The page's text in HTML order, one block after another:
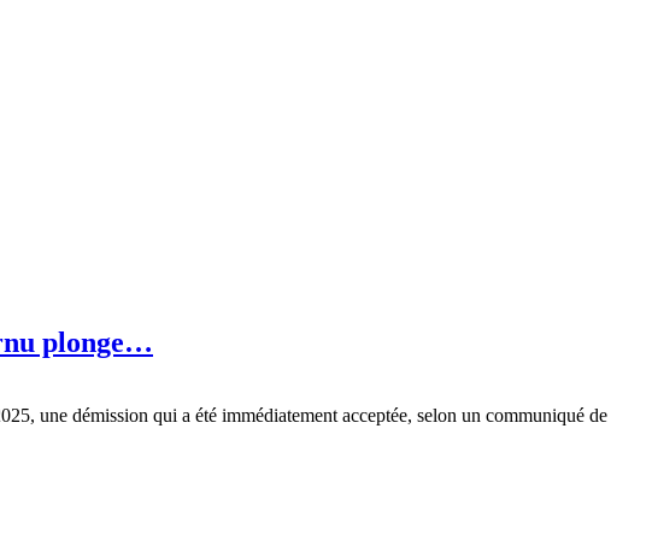
plonge…
une démission qui a été immédiatement acceptée, selon un communiqué de